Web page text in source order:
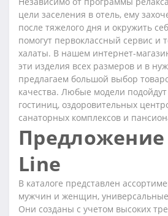
цели заселения в отель, ему
после тяжелого дня и окружить
помогут первоклассный сервис и
халаты. В нашем интернет-
эти изделия всех размеров и в
предлагаем большой выбор
качества. Любые модели
гостиниц, оздоровительных
санаторных комплексов и
Предложение
Line
В каталоге представлен
мужчин и женщин, универсальные
Они созданы с учетом высоких